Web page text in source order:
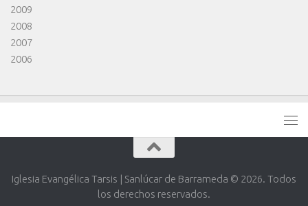
2009
2008
2007
2006
Iglesia Evangélica Tarsis | Sanlúcar de Barrameda © 2026. Todos
los derechos reservados.